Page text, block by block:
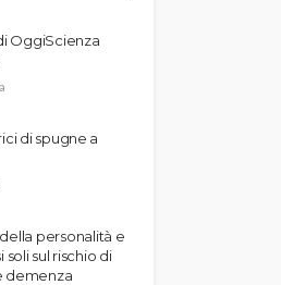
OggiScienza
di spugne a
personalità e
soli sul rischio di
demenza